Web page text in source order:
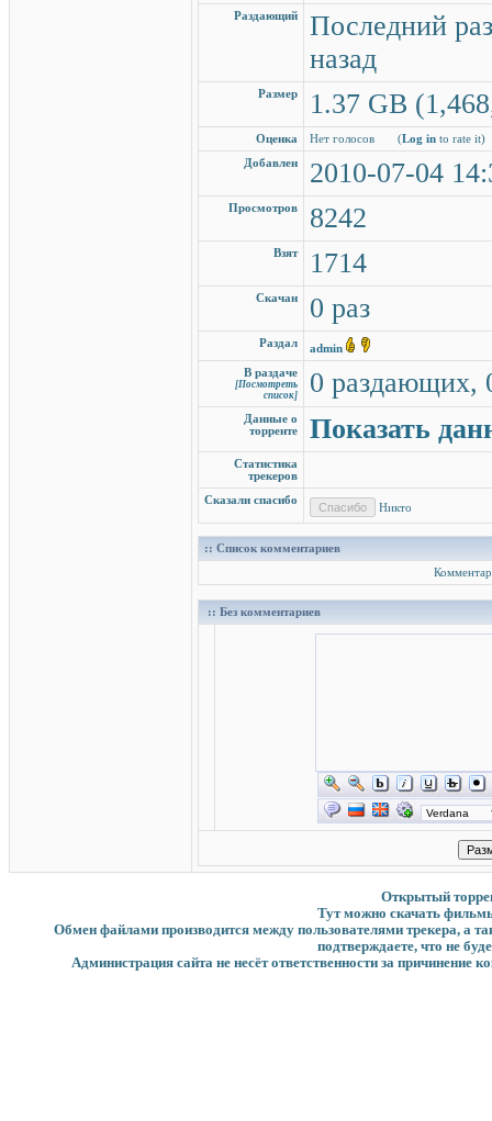
Раздающий
Последний
назад
Размер 1.37 GB
Оценка Нет голосов (Log in to rate it)
Добавлен
2010-07-04
Просмотров 8242
Взят 1714
Скачан 0 раз
Раздал
admin
В раздаче
[Посмотреть
список]
0 раздающих,
Данные о
торренте
Показать
Статистика
трекеров
Сказали спасибо
Никто
:: Список комментариев
:: Без комментариев
Открытый
Тут можно скачать
Обмен файлами производится между пользователями трекера, а
подтверждаете, что не
Администрация сайта не несёт ответственности за причинение